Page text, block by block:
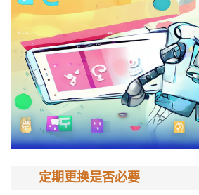
定期更换是否必要